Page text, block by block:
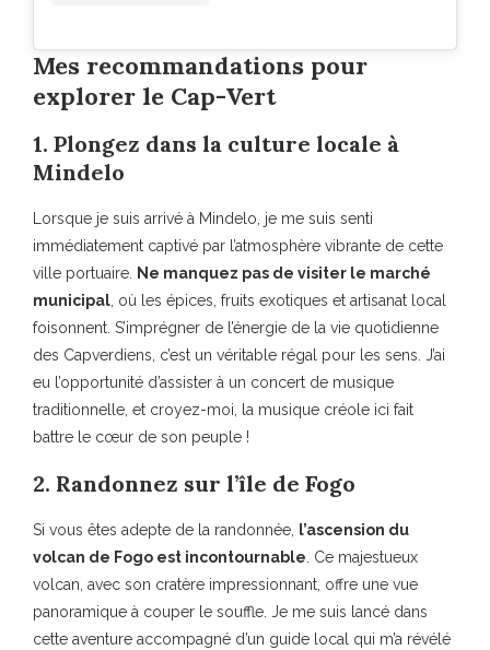
Mes recommandations pour
explorer le Cap-Vert
1. Plongez dans la culture locale à
Mindelo
Lorsque je suis arrivé à Mindelo, je me suis senti
immédiatement captivé par l’atmosphère vibrante de cette
ville portuaire. Ne manquez pas de visiter le marché
municipal, où les épices, fruits exotiques et artisanat local
foisonnent. S’imprégner de l’énergie de la vie quotidienne
des Capverdiens, c’est un véritable régal pour les sens. J’ai
eu l’opportunité d’assister à un concert de musique
traditionnelle, et croyez-moi, la musique créole ici fait
battre le cœur de son peuple !
2. Randonnez sur l’île de Fogo
Si vous êtes adepte de la randonnée, l’ascension du
volcan de Fogo est incontournable. Ce majestueux
volcan, avec son cratère impressionnant, offre une vue
panoramique à couper le souffle. Je me suis lancé dans
cette aventure accompagné d’un guide local qui m’a révélé